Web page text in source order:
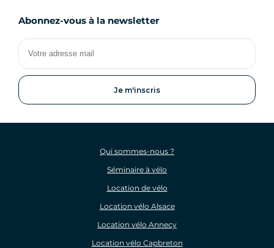
Abonnez-vous à la newsletter
Votre
adresse
mail
Qui sommes-nous ?
Séminaire à vélo
Location de vélo
Location vélo Alsace
Location vélo Annecy
Location vélo Capbreton